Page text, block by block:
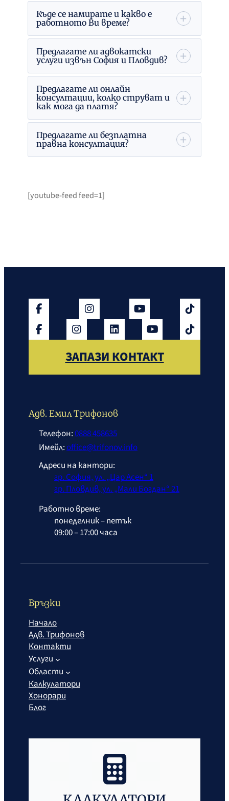
Къде се намирате и какво е
работното Ви време?
Предлагате ли адвокатски
услуги извън София и Пловдив?
Предлагате ли онлайн
консултации, колко струват и
как мога да платя?
Предлагате ли безплатна
правна консултация?
[youtube-feed feed=1]
ЗАПАЗИ КОНТАКТ
Адв. Емил Трифонов
Телефон:0888 458635
Имейл:office@trifonov.info
Адреси на кантори:
гр. София, ул. „Цар Асен“ 1
гр. Пловдив, ул. „Мали Богдан“ 21
Работно време:
понеделник – петък
09:00 – 17:00 часа
Връзки
Начало
Адв. Трифонов
Контакти
Услуги
Области
Калкулатори
Хонорари
Блог